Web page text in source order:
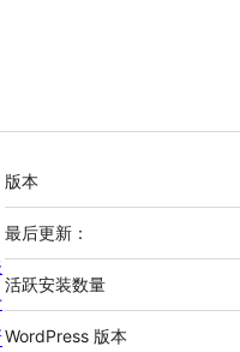
额
外
信
息
版本
最后更新：
活跃安装数量
WordPress 版本